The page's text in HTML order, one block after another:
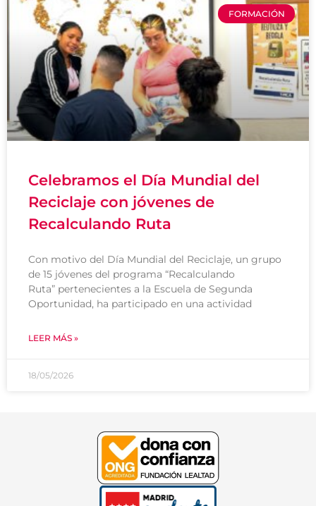
FORMACIÓN
Celebramos el Día Mundial del
Reciclaje con jóvenes de
Recalculando Ruta
Con motivo del Día Mundial del Reciclaje, un grupo
de 15 jóvenes del programa “Recalculando
Ruta” pertenecientes a la Escuela de Segunda
Oportunidad, ha participado en una actividad
LEER MÁS »
18/05/2026